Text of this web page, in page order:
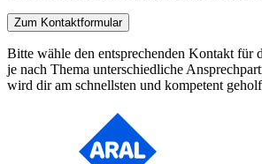
Zum Kontaktformular
Bitte wähle den entsprechenden Kontakt für
je nach Thema unterschiedliche
wird dir am schnellsten und kompetent